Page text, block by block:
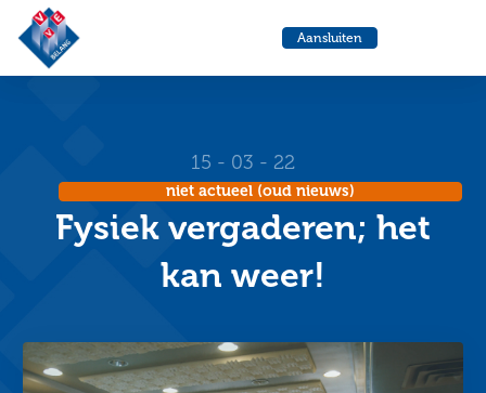
Aansluiten
15 - 03 - 22
niet actueel (oud nieuws)
Fysiek vergaderen; het
kan weer!